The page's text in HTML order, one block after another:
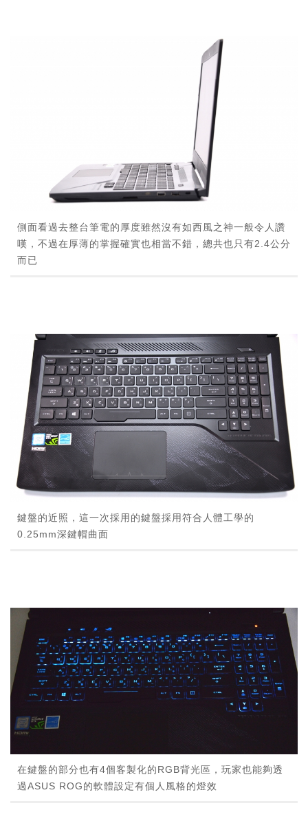
側面看過去整台筆電的厚度雖然沒有如西風之神一般令人讚
嘆，不過在厚薄的掌握確實也相當不錯，總共也只有2.4公分
而已
鍵盤的近照，這一次採用的鍵盤採用符合人體工學的
0.25mm深鍵帽曲面
在鍵盤的部分也有4個客製化的RGB背光區，玩家也能夠透
過ASUS ROG的軟體設定有個人風格的燈效